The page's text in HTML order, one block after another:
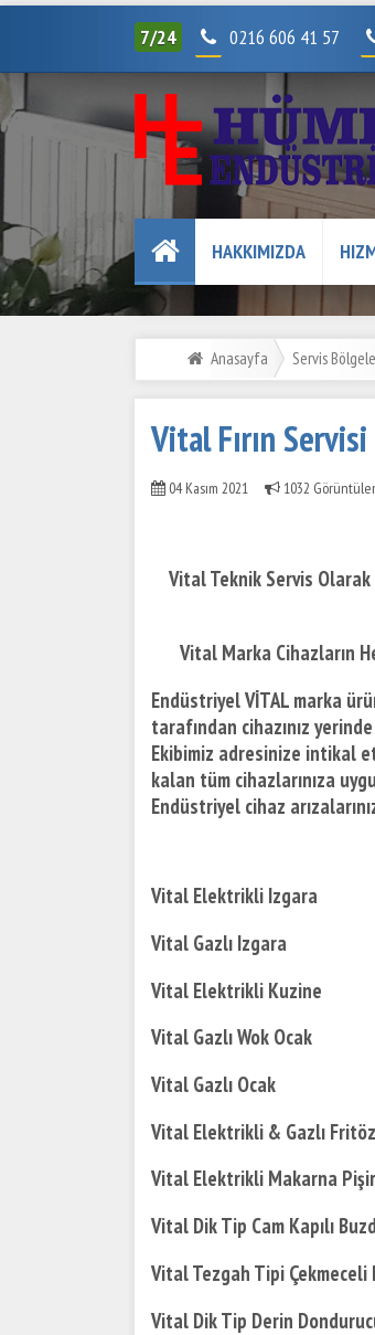
7/24 0216 606 41 57
HAKKIMIZDA
Anasayfa Servis
Vital Fırın
04 Kasım 2021 1032
Vital Teknik Servis
Vital Marka Cihazların
Endüstriyel VİTAL marka
tarafından cihazınız
Ekibimiz adresinize intikal
kalan tüm cihazlarınıza
Endüstriyel cihaz
Vital Elektrikli Izgara
Vital Gazlı Izgara
Vital Elektrikli Kuzine
Vital Gazlı Wok Ocak
Vital Gazlı Ocak
Vital Elektrikli & Gazlı
Vital Elektrikli Makarna
Vital Dik Tip Cam Kapılı
Vital Tezgah Tipi Çekmeceli
Vital Dik Tip Derin